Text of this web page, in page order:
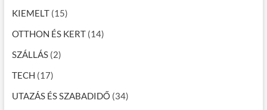
KIEMELT(15)
OTTHON ÉS KERT(14)
SZÁLLÁS(2)
TECH (17)
UTAZÁS ÉS SZABADIDŐ (34)